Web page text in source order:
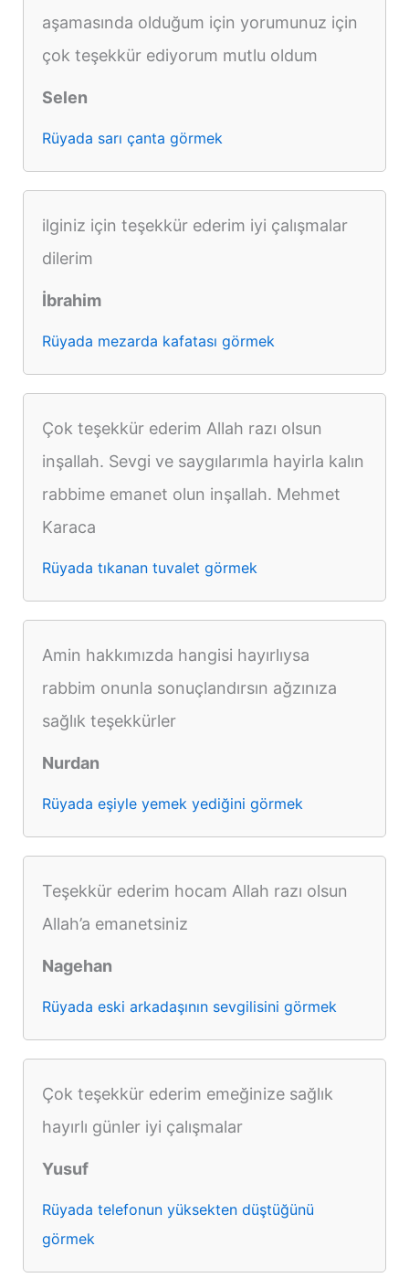
aşamasında olduğum için yorumunuz için
çok teşekkür ediyorum mutlu oldum
Selen
Rüyada sarı çanta görmek
ilginiz için teşekkür ederim iyi çalışmalar
dilerim
İbrahim
Rüyada mezarda kafatası görmek
Çok teşekkür ederim Allah razı olsun
inşallah. Sevgi ve saygılarımla hayirla kalın
rabbime emanet olun inşallah. Mehmet
Karaca
Rüyada tıkanan tuvalet görmek
Amin hakkımızda hangisi hayırlıysa
rabbim onunla sonuçlandırsın ağzınıza
sağlık teşekkürler
Nurdan
Rüyada eşiyle yemek yediğini görmek
Teşekkür ederim hocam Allah razı olsun
Allah’a emanetsiniz
Nagehan
Rüyada eski arkadaşının sevgilisini görmek
Çok teşekkür ederim emeğinize sağlık
hayırlı günler iyi çalışmalar
Yusuf
Rüyada telefonun yüksekten düştüğünü
görmek